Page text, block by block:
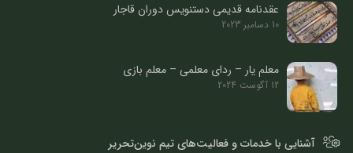
عقدنامه قدیمی دستنویس دوران قاجار
10 دسامبر 2023
معلم یار – ردای معلمی – معلم بازی
12 آگوست 2024
آشنایی با خدمات و فعالیت‌های تیم نوین‌تحریر